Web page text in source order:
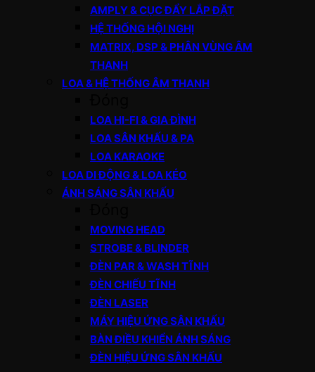
AMPLY & CỤC ĐẨY LẮP ĐẶT
HỆ THỐNG HỘI NGHỊ
MATRIX, DSP & PHÂN VÙNG ÂM
THANH
LOA & HỆ THỐNG ÂM THANH
LOA HI-FI & GIA ĐÌNH
LOA SÂN KHẤU & PA
LOA KARAOKE
LOA DI ĐỘNG & LOA KÉO
ÁNH SÁNG SÂN KHẤU
MOVING HEAD
STROBE & BLINDER
ĐÈN PAR & WASH TĨNH
ĐÈN CHIẾU TĨNH
ĐÈN LASER
MÁY HIỆU ỨNG SÂN KHẤU
BÀN ĐIỀU KHIỂN ÁNH SÁNG
ĐÈN HIỆU ỨNG SÂN KHẤU